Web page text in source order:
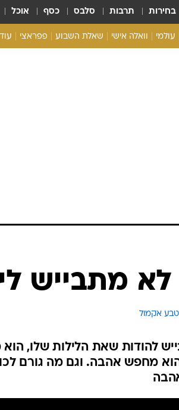
בחירות תרבות סלבס כסף אוכל
עולמי וואלה אישי שאלת השבוע פפראצי
מתבייש
טבע אקמול
להודות שאת הלילות שלו, הוא
הוא מחפש אהבה. וגם מה גורם